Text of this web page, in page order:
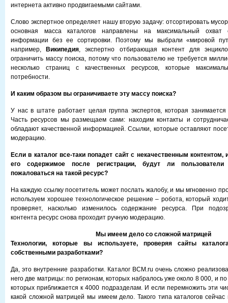
интернета активно продвигаемыми сайтами.
Слово экспертное определяет нашу вторую задачу: отсортировать
основная масса каталогов направлены на максимальный охват
информации без ее сортировки. Поэтому мы выбрали «мировой
например,
Википедия, экспертно отбирающая контент для
ограничить массу поиска, потому что пользователю не требуется
несколько страниц с качественных ресурсов, которые
потребности.
И каким образом вы ограничиваете эту массу поиска?
У нас в штате работает целая группа экспертов, которая
Часть ресурсов мы размещаем сами: находим контакты и
обладают качественной информацией. Ссылки, которые оставляют
модерацию.
Если в каталог все-таки попадет сайт с некачественным контентом,
его содержимое после регистрации, будут ли пользователи
пожаловаться на такой ресурс?
На каждую ссылку посетитель может послать жалобу, и мы мгновенно
используем хорошее технологическое решение – робота, который
проверяет, насколько изменилось содержание ресурса. При
контента ресурс снова проходит ручную модерацию.
Мы имеем дело со сложной матрицей
Технологии, которые вы используете, проверяя сайты
собственными разработками?
Да, это внутренние разработки. Каталог BCM.ru очень сложно
него две матрицы: по регионам, которых набралось уже около 8 000, и по
которых приближается к 4000 подразделам. И если перемножить эти
какой сложной матрицей мы имеем дело. Такого типа каталогов сейчас